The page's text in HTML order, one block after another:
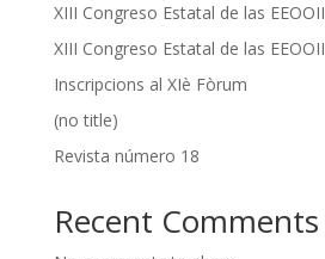
XIII Congreso Estatal de las EEOOII
XIII Congreso Estatal de las EEOOII
Inscripcions al XIè Fòrum
(no title)
Revista número 18
Recent Comments